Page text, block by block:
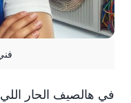
في هالصيف الحار